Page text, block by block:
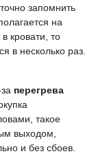
запомнить
на
кровати, то
в несколько раз.
перегрева
такое
выходом,
и без сбоев.